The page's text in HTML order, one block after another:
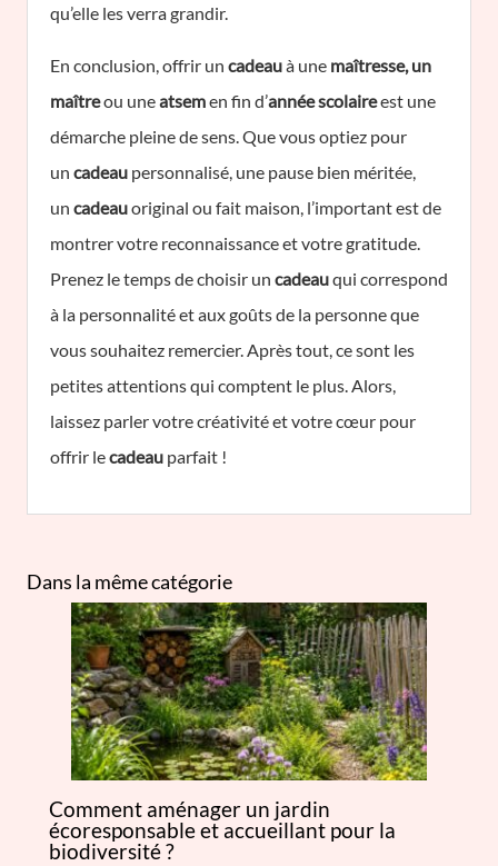
qu’elle les verra grandir.
En conclusion, offrir un cadeauà une maîtresse, un
maîtreou uneatsemen fin d’année scolaireest une
démarche pleine de sens. Que vous optiez pour
un cadeau personnalisé, une pause bien méritée,
un cadeauoriginal ou fait maison, l’important est de
montrer votre reconnaissance et votre gratitude.
Prenez le temps de choisir un cadeauqui correspond
à la personnalité et aux goûts de la personne que
vous souhaitez remercier. Après tout, ce sont les
petites attentions qui comptent le plus. Alors,
laissez parler votre créativité et votre cœur pour
offrir lecadeau parfait !
Dans la même catégorie
Comment aménager un jardin
écoresponsable et accueillant pour la
biodiversité ?